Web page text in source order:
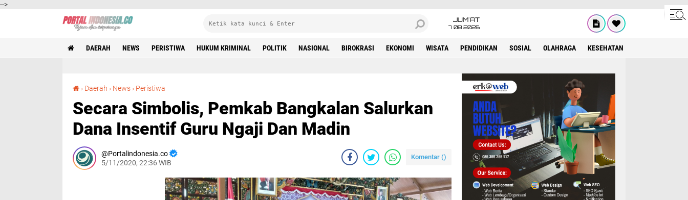
-->
JUM'AT
7 08 2026
DAERAH NEWS PERISTIWA HUKUM KRIMINAL POLITIK NASIONAL BIROKRASI EKONOMI WISATA PENDIDIKAN SOSIAL OLAHRAGA KESEHATAN
› Daerah › News › Peristiwa
Secara Simbolis, Pemkab Bangkalan Salurkan
Dana Insentif Guru Ngaji Dan Madin
Portalindonesia.co
5/11/2020, 22:36 WIB
Komentar ()